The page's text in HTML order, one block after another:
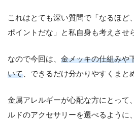
これはとても深い質問で「なるほど
ポイントだな」と私自身も考えさせ
なので今回は、 金メッキの仕組みや
いて 、できるだけ分かりやすくまと
金属アレルギーが心配な方にとって
ルドのアクセサリーを選べるように